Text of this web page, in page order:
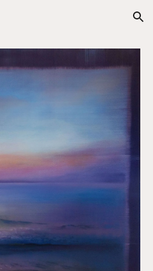
Skip to navigation